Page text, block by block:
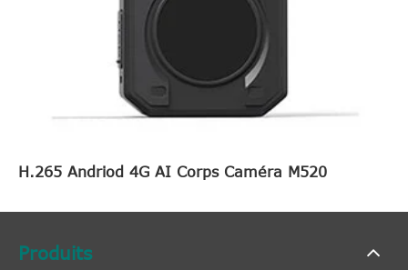
H.265 Andriod 4G AI Corps Caméra M520
Produits